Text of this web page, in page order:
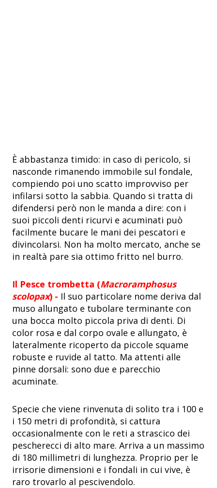
È abbastanza timido: in caso di pericolo, si
nasconde rimanendo immobile sul fondale,
compiendo poi uno scatto improvviso per
infilarsi sotto la sabbia. Quando si tratta di
difendersi però non le manda a dire: con i
suoi piccoli denti ricurvi e acuminati può
facilmente bucare le mani dei pescatori e
divincolarsi. Non ha molto mercato, anche se
in realtà pare sia ottimo fritto nel burro.
Il Pesce trombetta (Macroramphosus
scolopax) - Il suo particolare nome deriva dal
muso allungato e tubolare terminante con
una bocca molto piccola priva di denti. Di
color rosa e dal corpo ovale e allungato, è
lateralmente ricoperto da piccole squame
robuste e ruvide al tatto. Ma attenti alle
pinne dorsali: sono due e parecchio
acuminate.
Specie che viene rinvenuta di solito tra i 100 e
i 150 metri di profondità, si cattura
occasionalmente con le reti a strascico dei
pescherecci di alto mare. Arriva a un massimo
di 180 millimetri di lunghezza. Proprio per le
irrisorie dimensioni e i fondali in cui vive, è
raro trovarlo al pescivendolo.